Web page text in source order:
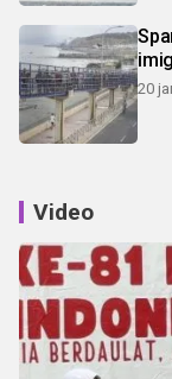
20
Video